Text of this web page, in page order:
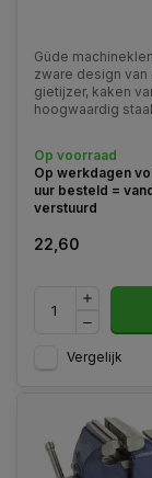
Güde
zware design
gietijzer, kaken
hoogwaardig
stam, schoon
tot vaststelling
prisma kaken voor
spannen van rond
Op voorraad
Op werkdagen
uur besteld =
verstuurd
22,60
Vergelijk